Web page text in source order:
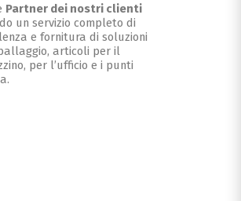
Partner dei nostri clienti
un servizio completo di
e fornitura di soluzioni
articoli per il
per l’ufficio e i punti